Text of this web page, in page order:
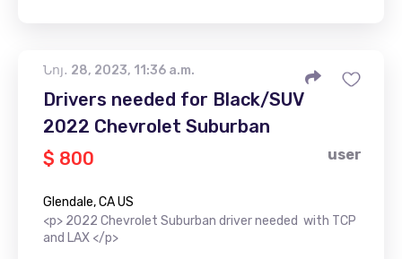
Նոյ․ 28, 2023, 11:36 a.m.
Drivers needed for Black/SUV
2022 Chevrolet Suburban
$ 800
user
Glendale, CA US
<p> 2022 Chevrolet Suburban driver needed with TCP
and LAX </p>